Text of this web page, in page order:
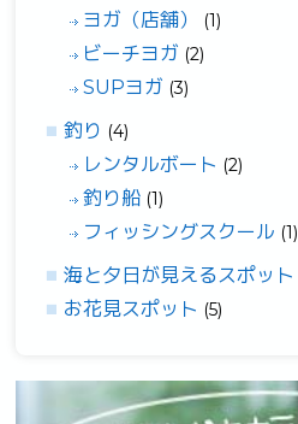
ヨガ（店舗） (1)
ビーチヨガ (2)
SUPヨガ (3)
釣り (4)
レンタルボート (2)
釣り船 (1)
フィッシングスクール (1)
海と夕日が見えるスポット
お花見スポット (5)